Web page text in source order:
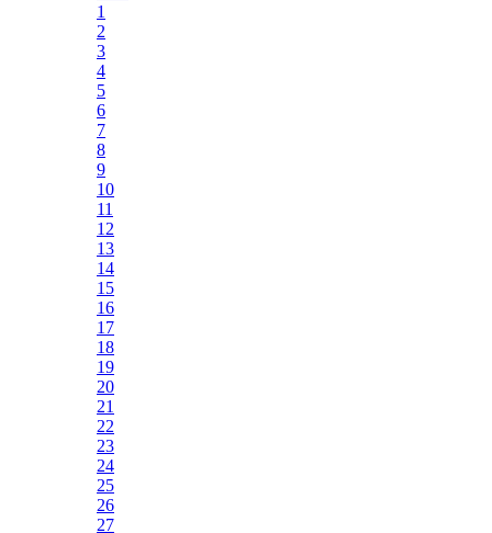
1
2
3
4
5
6
7
8
9
10
11
12
13
14
15
16
17
18
19
20
21
22
23
24
25
26
27